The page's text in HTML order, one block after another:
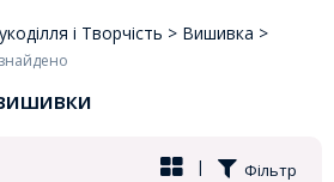
і Творчість > Вишивка >
Фільтр
|